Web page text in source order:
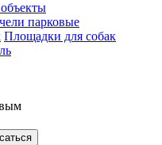
парковые
Площадки для собак